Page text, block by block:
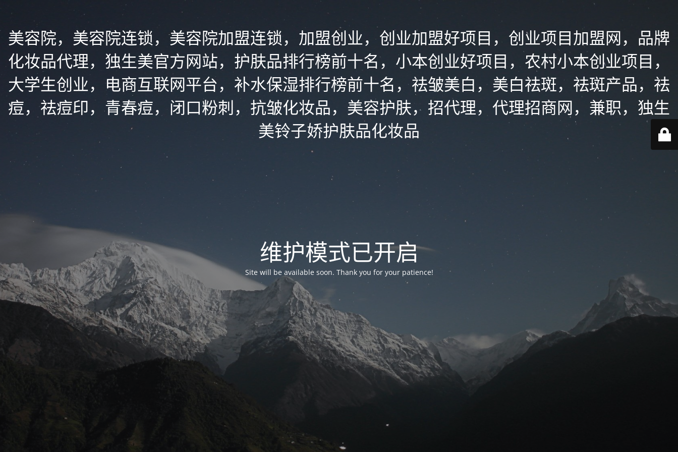
美容院，美容院连锁，美容院加盟连锁，加盟创业，创业加盟好项目，创业项目加盟网，品牌
化妆品代理，独生美官方网站，护肤品排行榜前十名，小本创业好项目，农村小本创业项目，
大学生创业，电商互联网平台，补水保湿排行榜前十名，祛皱美白，美白祛斑，祛斑产品，祛
痘，祛痘印，青春痘，闭口粉刺，抗皱化妆品，美容护肤，招代理，代理招商网，兼职，独生
美铃子娇护肤品化妆品
维护模式已开启
Site will be available soon. Thank you for your patience!